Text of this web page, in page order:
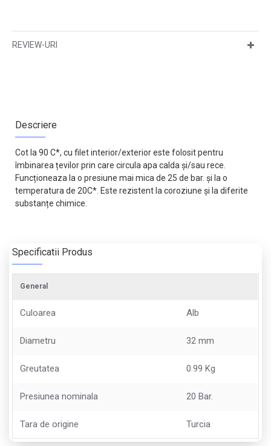
REVIEW-URI
Descriere
Cot la 90 C*, cu filet interior/exterior este folosit pentru
îmbinarea țevilor prin care circula apa calda și/sau rece.
Funcționeaza la o presiune mai mica de 25 de bar. și la o
temperatura de 20C*. Este rezistent la coroziune și la diferite
substanțe chimice.
Specificatii Produs
General
Culoarea Alb
Diametru 32 mm
Greutatea 0.99 Kg
Presiunea nominala 20 Bar.
Tara de origine Turcia